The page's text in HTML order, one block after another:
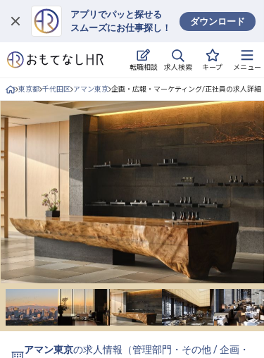
アプリでパッと探せる
スムーズにお仕事探し！
ダウンロード
転職相談 求人検索 キープ メニュー
ログイン
求人・施設を探す
キープした求人
就職・転職 合同説明会
おもてなしHRについて
ご利用の流れ
よくある質問
ホテル・宿泊業界情報コラム
無料 転職サポートに申し込む
東京都 千代田区 アマン東京 企画・広報・マーケティング/正社員の求人詳細
アマン東京の求人情報（管理部門・その他/企画・